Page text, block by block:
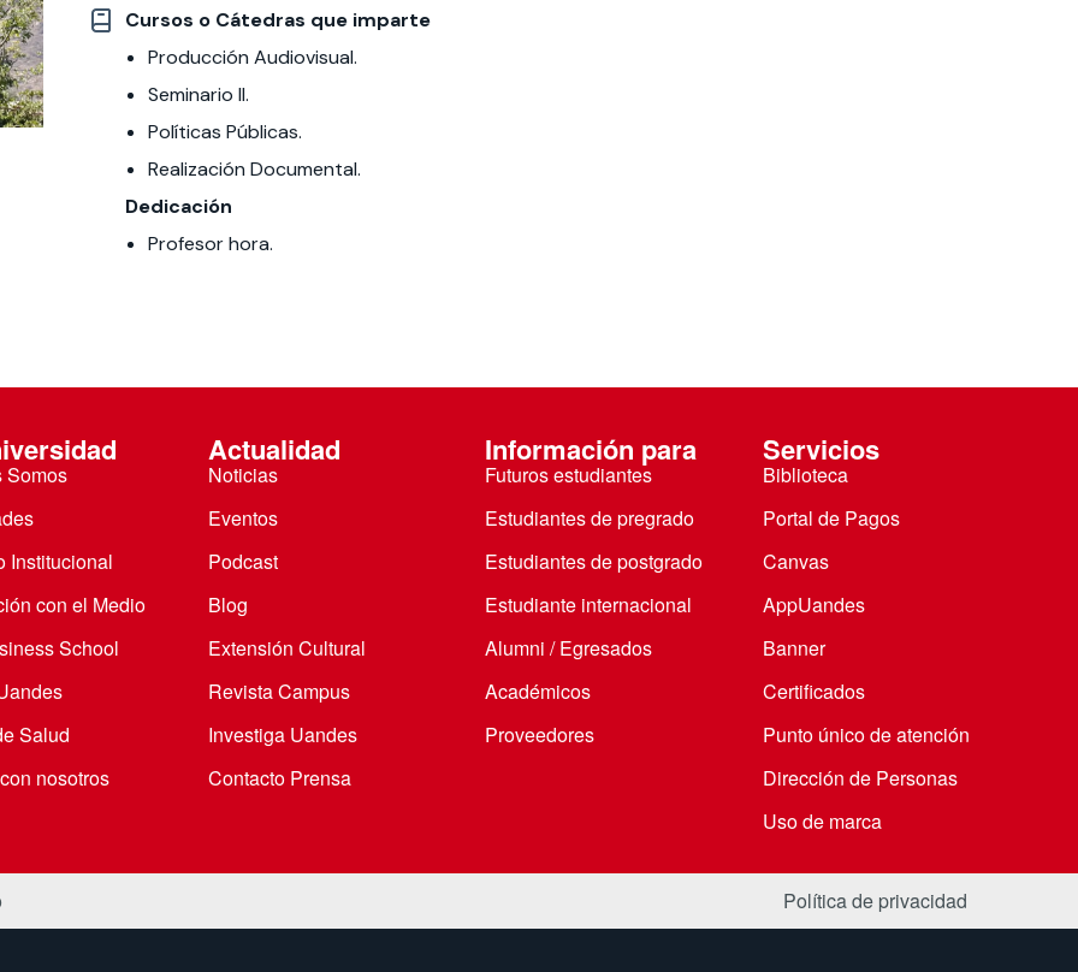
Cursos o Cátedras que imparte
Producción Audiovisual.
Seminario II.
Políticas Públicas.
Realización Documental.
Dedicación
Profesor hora.
Somos
Institucional
con el Medio
School
Salud
nosotros
Actualidad
Noticias
Eventos
Podcast
Blog
Extensión Cultural
Revista Campus
Investiga Uandes
Contacto Prensa
Información para
Futuros estudiantes
Estudiantes de pregrado
Estudiantes de postgrado
Estudiante internacional
Alumni / Egresados
Académicos
Proveedores
Servicios
Biblioteca
Portal de Pagos
Canvas
AppUandes
Banner
Certificados
Punto único de atención
Dirección de Personas
Uso de marca
Política de privacidad